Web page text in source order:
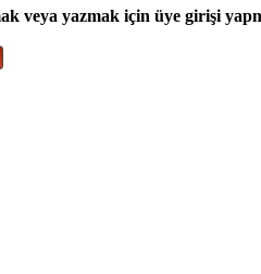
veya yazmak için üye girişi